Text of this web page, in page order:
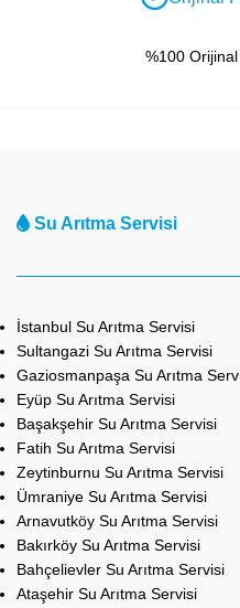
%100
Su Arıtma Servisi
İstanbul Su Arıtma Servisi
Sultangazi Su Arıtma Servisi
Gaziosmanpaşa Su Arıtma
Eyüp Su Arıtma Servisi
Başakşehir Su Arıtma Servisi
Fatih Su Arıtma Servisi
Zeytinburnu Su Arıtma Servisi
Ümraniye Su Arıtma Servisi
Arnavutköy Su Arıtma Servisi
Bakırköy Su Arıtma Servisi
Bahçelievler Su Arıtma Servisi
Ataşehir Su Arıtma Servisi